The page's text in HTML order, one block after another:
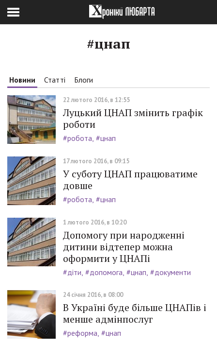
#цнап
Новини Статті Блоги
22 лютого 2016, в 12:55
Луцький ЦНАП змінить графік
роботи
#робота #цнап
17 лютого 2016, в 09:15
У суботу ЦНАП працюватиме
довше
#робота #цнап
1 лютого 2016, в 10:20
Допомогу при народженні
дитини відтепер можна
оформити у ЦНАПі
#діти #допомога #цнап #документи
24 січня 2016, в 08:00
В Україні буде більше ЦНАПів і
менше адмінпослуг
#реформа #цнап